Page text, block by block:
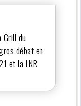
Grill du
débat en
et la LNR